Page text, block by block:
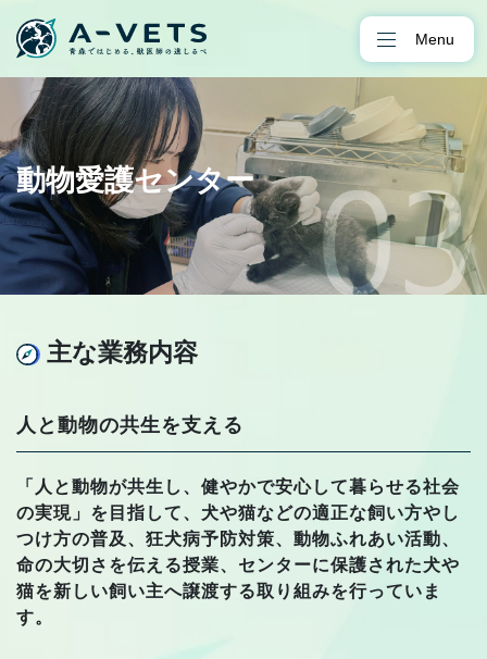
Menu
動物愛護センター
主な業務内容
人と動物の共生を支える
「人と動物が共生し、健やかで安心して暮らせる社会
の実現」を目指して、犬や猫などの適正な飼い方やし
つけ方の普及、狂犬病予防対策、動物ふれあい活動、
命の大切さを伝える授業、センターに保護された犬や
猫を新しい飼い主へ譲渡する取り組みを行っていま
す。